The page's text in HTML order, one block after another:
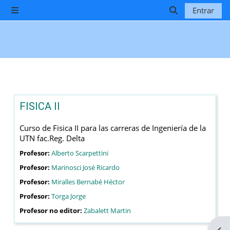
Salta al contenido principal
Panel lateral
Selector de
Entrar
FISICA II
Curso de Fisica II para las carreras de Ingeniería de la
UTN fac.Reg. Delta
Profesor:Alberto Scarpettini
Profesor: Marinosci José Ricardo
Profesor: Miralles Bernabé Héctor
Profesor:Torga Jorge
Profesor no editor:Zabalett Martin